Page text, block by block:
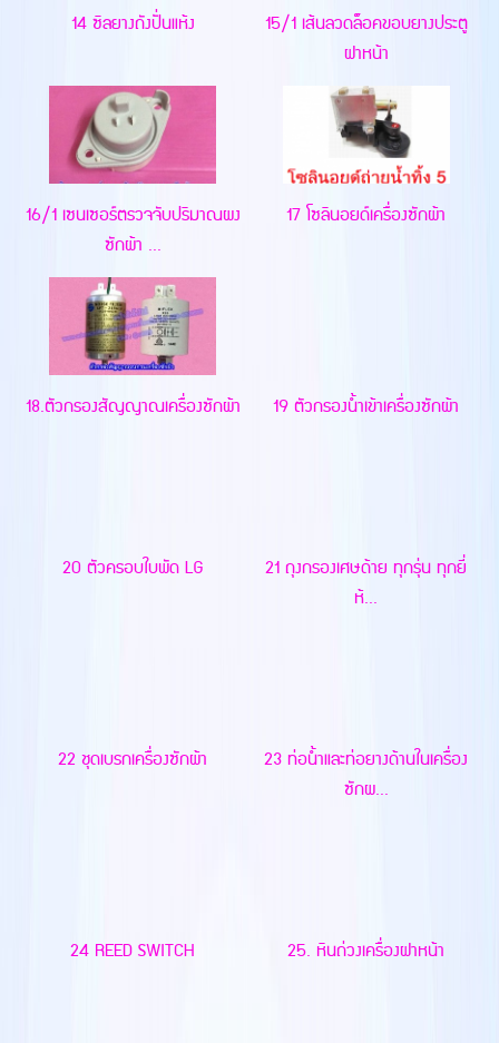
14 ซิลยางถังปั่นแห้ง
15/1 เส้นลวดล็อคขอบยางประตู
ฝาหน้า
16/1 เซนเซอร์ตรวจจับปริมาณผง
ซักผ้า ...
17 โซลินอยด์เครื่องซักผ้า
18.ตัวกรองสัญญาณเครื่องซักผ้า 19 ตัวกรองน้ำเข้าเครื่องซักผ้า
20 ตัวครอบใบพัด LG
21 ถุงกรองเศษด้าย ทุกรุ่น ทุกยี่
ห้...
22 ชุดเบรกเครื่องซักผ้า
23 ท่อน้ำและท่อยางด้านในเครื่อง
ซักผ...
24 REED SWITCH 25. หินถ่วงเครื่องฝาหน้า